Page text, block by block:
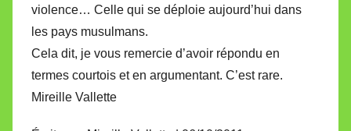
violence… Celle qui se déploie aujourd’hui dans
les pays musulmans.
Cela dit, je vous remercie d’avoir répondu en
termes courtois et en argumentant. C’est rare.
Mireille Vallette